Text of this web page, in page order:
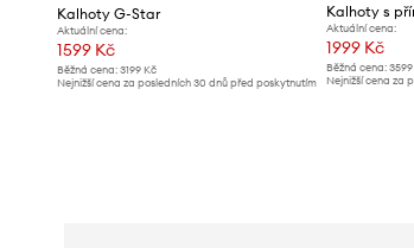
Kalhoty G-Star
Aktuální cena:
1599 Kč
Běžná cena: 3199 Kč
Nejnižší cena za posledních 30 dnů před poskytnutím
Kalhoty s
Aktuální cena:
1999 Kč
Běžná cena:
Nejnižší cena za